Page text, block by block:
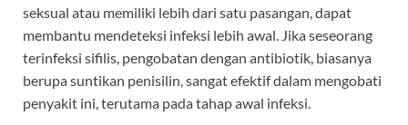
seksual atau memiliki lebih dari satu pasangan, dapat
membantu mendeteksi infeksi lebih awal. Jika seseorang
terinfeksi sifilis, pengobatan dengan antibiotik, biasanya
berupa suntikan penisilin, sangat efektif dalam mengobati
penyakit ini, terutama pada tahap awal infeksi.